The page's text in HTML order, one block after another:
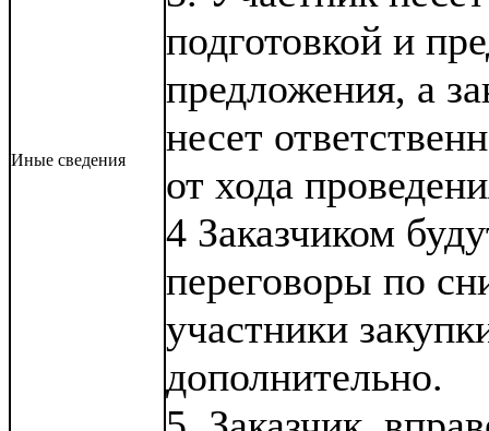
Иные сведения
подготовкой и
предложения, а
несет
от хода
4 Заказчиком
переговоры по
участники
дополнительно.